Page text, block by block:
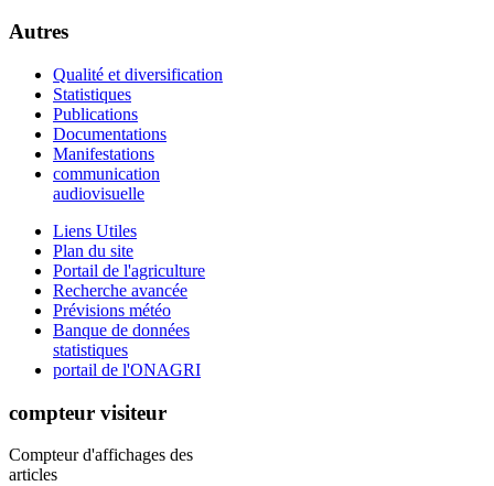
Autres
Qualité et diversification
Statistiques
Publications
Documentations
Manifestations
communication
audiovisuelle
Liens Utiles
Plan du site
Portail de l'agriculture
Recherche avancée
Prévisions météo
Banque de données
statistiques
portail de l'ONAGRI
compteur visiteur
Compteur d'affichages des
articles